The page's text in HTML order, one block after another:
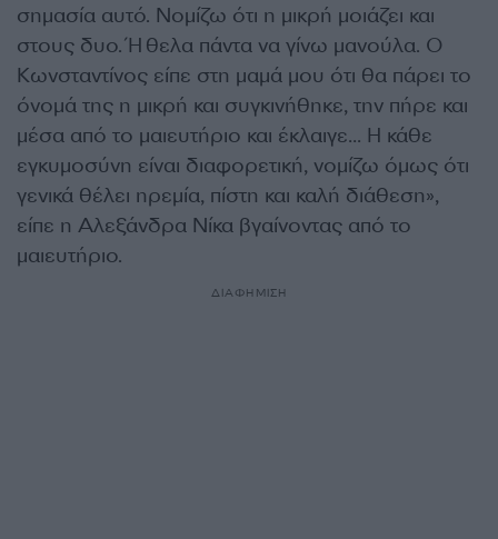
σημασία αυτό. Νομίζω ότι η μικρή μοιάζει και
στους δυο. Ήθελα πάντα να γίνω μανούλα. Ο
Κωνσταντίνος είπε στη μαμά μου ότι θα πάρει το
όνομά της η μικρή και συγκινήθηκε, την πήρε και
μέσα από το μαιευτήριο και έκλαιγε… Η κάθε
εγκυμοσύνη είναι διαφορετική, νομίζω όμως ότι
γενικά θέλει ηρεμία, πίστη και καλή διάθεση»,
είπε η Αλεξάνδρα Νίκα βγαίνοντας από το
μαιευτήριο.
ΔΙΑΦΗΜΙΣΗ